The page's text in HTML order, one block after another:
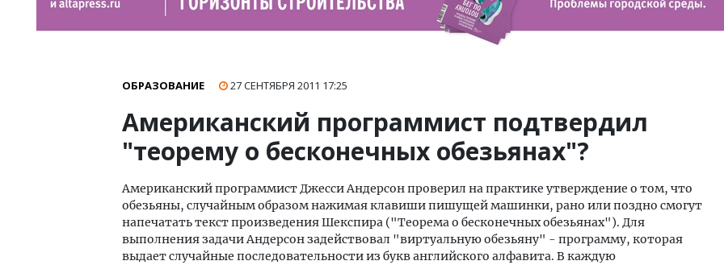
ОБРАЗОВАНИЕ 27 СЕНТЯБРЯ 2011 17:25
Американский программист подтвердил
"теорему о бесконечных обезьянах"?
Американский программист Джесси Андерсон проверил на практике утверждение о том, что
обезьяны, случайным образом нажимая клавиши пишущей машинки, рано или поздно смогут
напечатать текст произведения Шекспира ("Теорема о бесконечных обезьянах"). Для
выполнения задачи Андерсон задействовал "виртуальную обезьяну" - программу, которая
выдает случайные последовательности из букв английского алфавита. В каждую